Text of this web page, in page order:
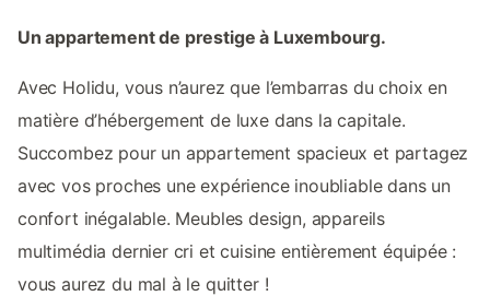
Un appartement de prestige à Luxembourg.
Avec Holidu, vous n’aurez que l’embarras du choix en
matière d’hébergement de luxe dans la capitale.
Succombez pour un appartement spacieux et partagez
avec vos proches une expérience inoubliable dans un
confort inégalable. Meubles design, appareils
multimédia dernier cri et cuisine entièrement équipée :
vous aurez du mal à le quitter !